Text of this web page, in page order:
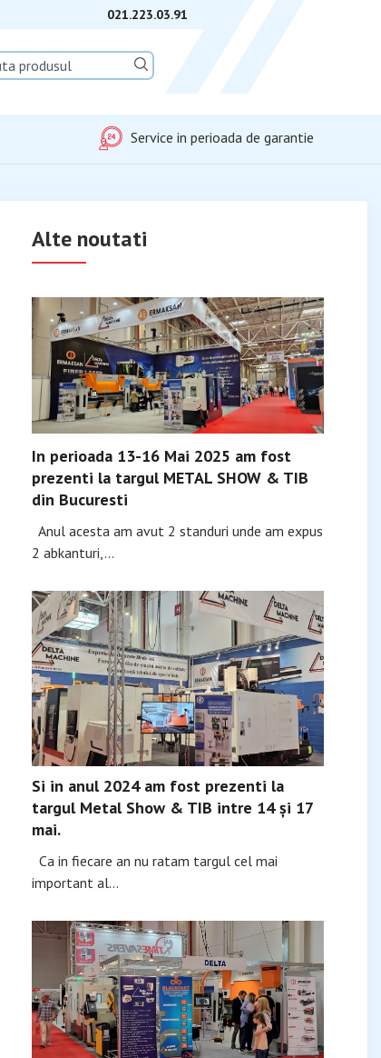
021.223.03.91
Submit
Service in perioada de garantie
Alte noutati
In perioada 13-16 Mai 2025 am fost
prezenti la targul METAL SHOW & TIB
din Bucuresti
Anul acesta am avut 2 standuri unde am expus
2 abkanturi,...
Si in anul 2024 am fost prezenti la
targul Metal Show & TIB intre 14 şi 17
mai.
Ca in fiecare an nu ratam targul cel mai
important al...